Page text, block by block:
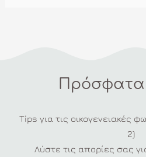
Tips για τις οικογενειακές
2)
Λύστε τις απορίες σας